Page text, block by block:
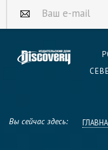
Ваш e-mail
Вы сейчас здесь: